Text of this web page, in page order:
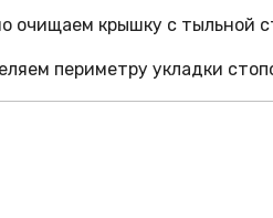
очищаем крышку с тыльной
периметру укладки